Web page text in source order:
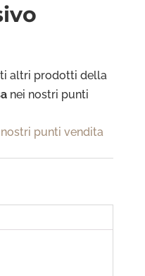
altri prodotti della
nei nostri punti
punti vendita